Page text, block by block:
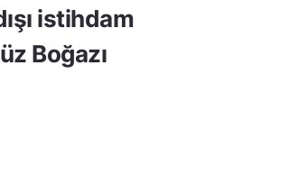
istihdam
Boğazı